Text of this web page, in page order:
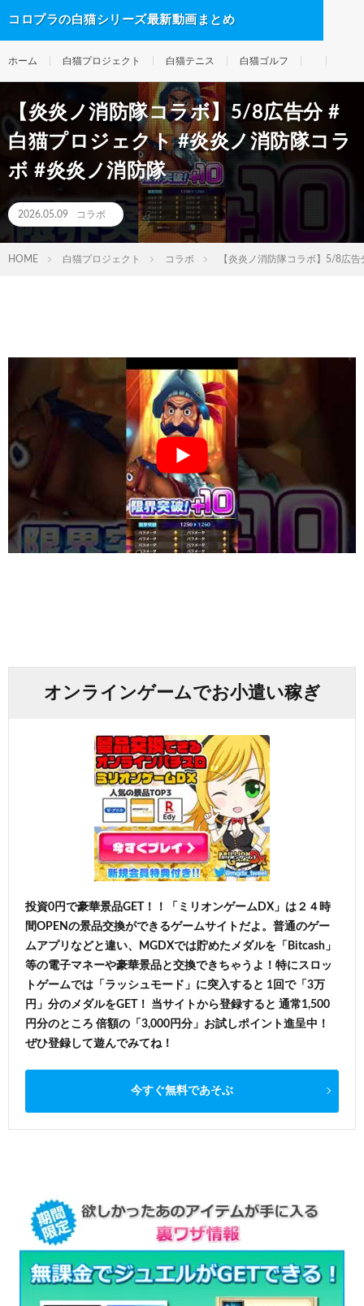
コロプラの白猫シリーズ最新動画まとめ
ホーム 白猫プロジェクト 白猫テニス 白猫ゴルフ
【炎炎ノ消防隊コラボ】5/8広告分 #
白猫プロジェクト #炎炎ノ消防隊コラ
ボ #炎炎ノ消防隊
2026.05.09 コラボ
HOME 白猫プロジェクト コラボ 【炎炎ノ消防隊コラボ】5/8広
オンラインゲームでお小遣い稼ぎ
投資0円で豪華景品GET！！「ミリオンゲームDX」は２４時
間OPENの景品交換ができるゲームサイトだよ。普通のゲー
ムアプリなどと違い、MGDXでは貯めたメダルを「Bitcash」
等の電子マネーや豪華景品と交換できちゃうよ！特にスロッ
トゲームでは「ラッシュモード」に突入すると 1回で「3万
円」分のメダルをGET！ 当サイトから登録すると 通常1,500
円分のところ 倍額の「3,000円分」お試しポイント進呈中！
ぜひ登録して遊んでみてね！
今すぐ無料であそぶ